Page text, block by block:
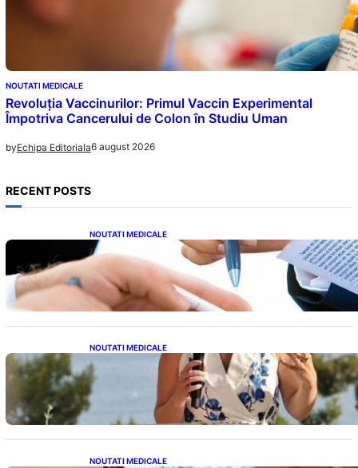
NOUTATI MEDICALE
Revoluția Vaccinurilor: Primul Vaccin Experimental
Împotriva Cancerului de Colon în Studiu Uman
byEchipa Editoriala6 august 2026
RECENT POSTS
NOUTATI MEDICALE
Acordul României cu Banca Mondială: O
Analiză Detaliată a Împrumutului și
Condițiilor Impuse
NOUTATI MEDICALE
Nașterea prințesei Eugenie la Lisabona: O
alegere plină de semnificație pentru familia
regală britanică
NOUTATI MEDICALE